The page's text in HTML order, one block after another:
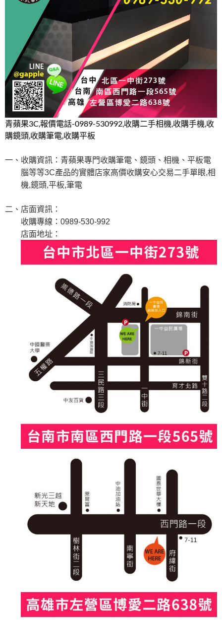
青蘋果3C,報價電話-0989-530992,收購二手相機,收購手機,收
購鏡頭,收購筆電,收購平板
一、收購資訊： 青蘋果專門收購筆電、鏡頭、相機、平板電
腦等等3C產品的實體店家高價收購安心交易二手單眼,相
機,鏡頭,平板,筆電
二、店面資訊：
收購專線： 0989-530-992
店面地址：